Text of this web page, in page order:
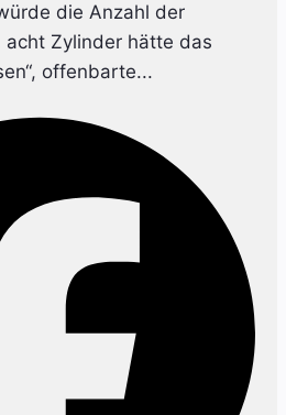
die Anzahl der
acht Zylinder hätte das
offenbarte...